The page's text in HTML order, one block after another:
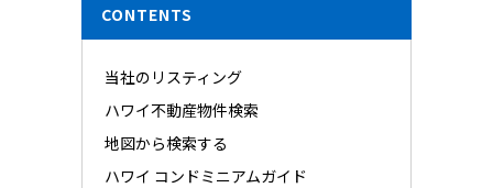
CONTENTS
当社のリスティング
ハワイ不動産物件検索
地図から検索する
ハワイ コンドミニアムガイド